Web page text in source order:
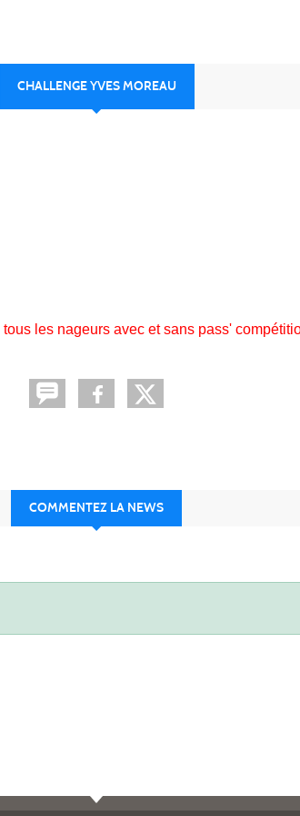
CHALLENGE YVES MOREAU
les nageurs avec et sans pass'
COMMENTEZ LA NEWS